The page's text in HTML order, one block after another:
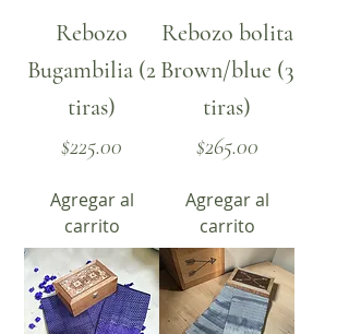
Rebozo
Bugambilia (2
tiras)
Precio
$225.00
Agregar al
carrito
Rebozo bolita
Brown/blue (3
tiras)
Precio
$265.00
Agregar al
carrito